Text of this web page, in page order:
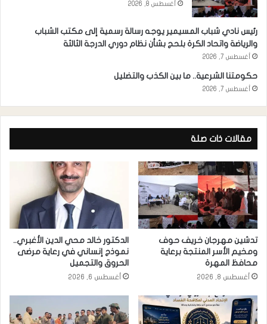
أغسطس 8, 2026
رئيس نادي شباب المسيمير يوجه رسالة رسمية إلى مكتب الشباب
والرياضة واتحاد الكرة بلحج بشأن نظام دوري الدرجة الثالثة
أغسطس 7, 2026
حكومتنا الشرعية.. ما بين الكذب والتضليل
أغسطس 7, 2026
مقالات ذات صلة
تدشين مهرجان خريف حوف
ومخيم الأسر المنتجة برعاية
محافظ المهرة
أغسطس 8, 2026
الدكتور خالد محي الدين الأغبري..
نموذج إنساني في رعاية مرضى
الحروق والتجميل
أغسطس 6, 2026